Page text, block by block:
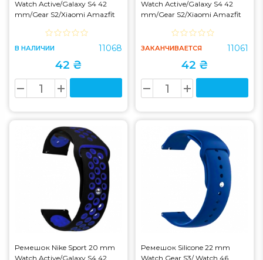
Watch Active/Galaxy S4 42
mm/Gear S2/Xiaomi Amazfit
В НАЛИЧИИ 11068
42 ₴
Watch Active/Galaxy S4 42
mm/Gear S2/Xiaomi Amazfit
ЗАКАНЧИВАЕТСЯ 11061
42 ₴
Ремешок Nike Sport 20 mm
Watch Active/Galaxy S4 42
Ремешок Silicone 22 mm
Watch Gear S3/ Watch 46